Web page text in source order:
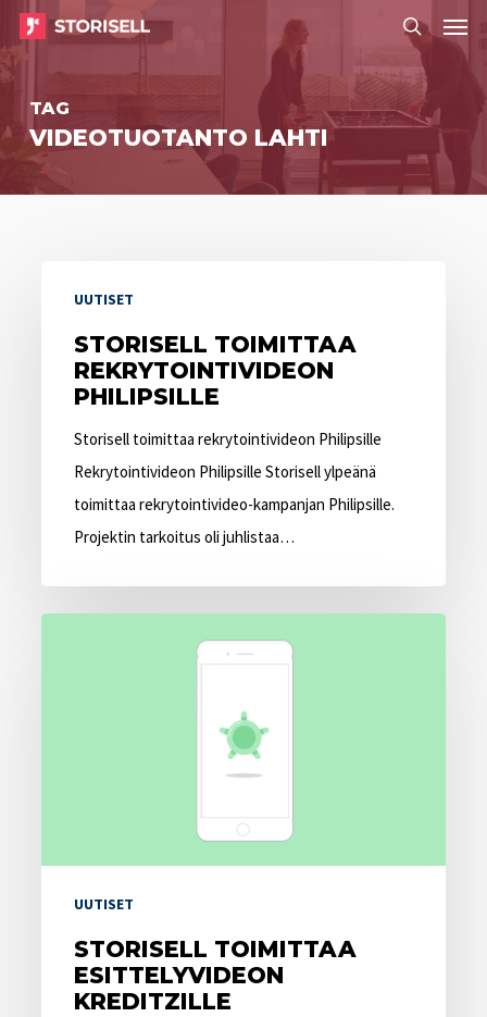
Skip
to
main
content
search
Menu
TAG
VIDEOTUOTANTO LAHTI
toimittaa
rekrytointivideon
Philipsille
UUTISET
STORISELL TOIMITTAA
REKRYTOINTIVIDEON
PHILIPSILLE
Storisell toimittaa rekrytointivideon Philipsille
Rekrytointivideon Philipsille Storisell ylpeänä
toimittaa rekrytointivideo-kampanjan Philipsille.
Projektin tarkoitus oli juhlistaa…
UUTISET
STORISELL TOIMITTAA
ESITTELYVIDEON
KREDITZILLE
Menu